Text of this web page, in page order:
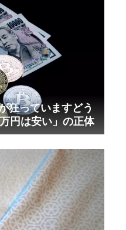
狂っていますどう
円は安い」の正体